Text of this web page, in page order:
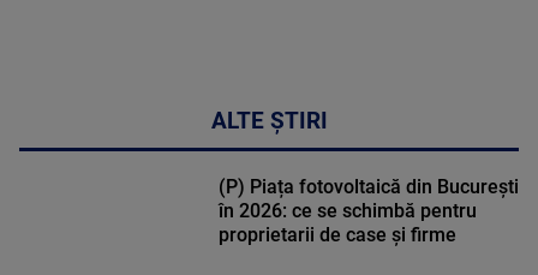
ALTE ȘTIRI
(P) Piața fotovoltaică din București
în 2026: ce se schimbă pentru
proprietarii de case și firme